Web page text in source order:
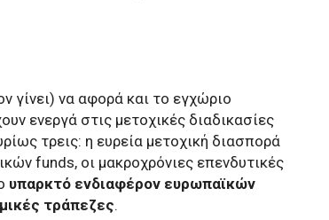
γίνει) να αφορά και το εγχώριο
ενεργά στις μετοχικές διαδικασίες
τρεις: η ευρεία μετοχική διασπορά
funds, οι μακροχρόνιες επενδυτικές
υπαρκτό ενδιαφέρον ευρωπαϊκών
τράπεζες.